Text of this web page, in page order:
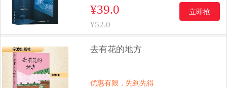
¥39.0
¥52.0
立即抢
去有花的地方
优惠有限，先到先得